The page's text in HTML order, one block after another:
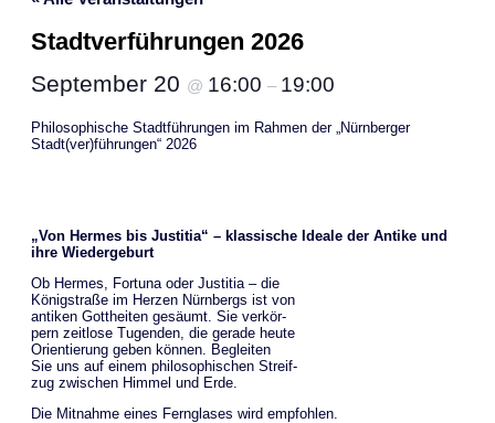
Stadtverführungen 2026
September 20 @ 16:00 – 19:00
Philosophische Stadtführungen im Rahmen der „Nürnberger
Stadt(ver)führungen“ 2026
„Von Hermes bis Justitia“ – klassische Ideale der Antike und
ihre Wiedergeburt
Ob Hermes, Fortuna oder Justitia – die
Königstraße im Herzen Nürnbergs ist von
antiken Gottheiten gesäumt. Sie verkör-
pern zeitlose Tugenden, die gerade heute
Orientierung geben können. Begleiten
Sie uns auf einem philosophischen Streif-
zug zwischen Himmel und Erde.
Die Mitnahme eines Fernglases wird empfohlen.